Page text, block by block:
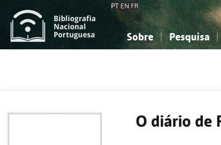
PT EN FR
Sobre Pesquisa
O diário de